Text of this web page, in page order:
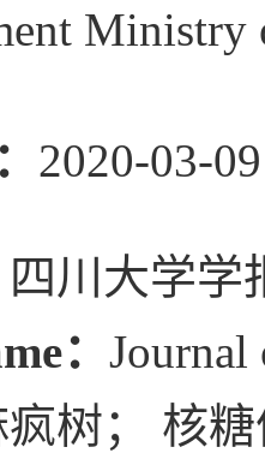
Ministry
2020-
四川大学学
： Journal
疯树； 核